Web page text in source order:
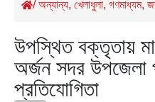
/অন্যান্য, খেলাধুলা, গণমাধ্যম,
উপস্থিত বক্তৃতায়
অর্জন সদর উপজেলা
প্রতিযোগিতা